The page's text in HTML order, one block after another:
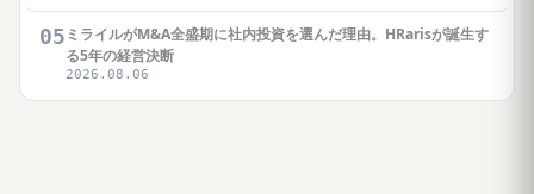
05 ミライルがM&A全盛期に社内投資を選んだ理由。HRarisが誕生す
る5年の経営決断
2026.08.06